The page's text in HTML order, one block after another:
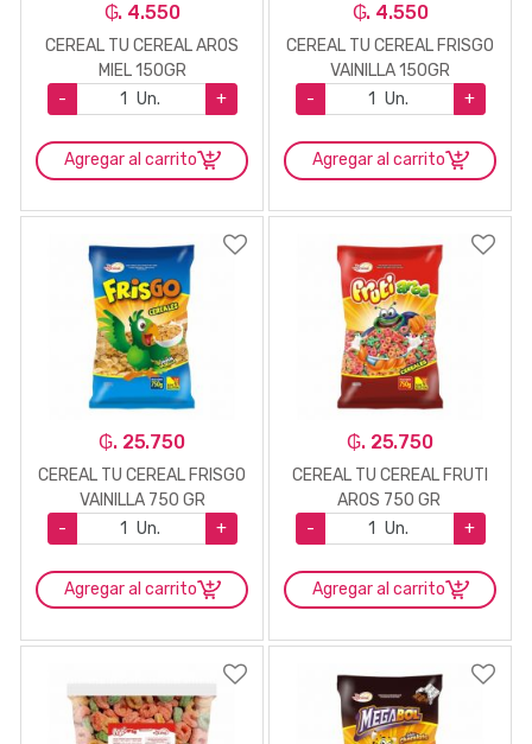
₲. 4.550
CEREAL TU CEREAL AROS
MIEL 150GR
-
Un. +
Agregar al carrito
₲. 4.550
CEREAL TU CEREAL FRISGO
VAINILLA 150GR
-
Un. +
Agregar al carrito
₲. 25.750
CEREAL TU CEREAL FRISGO
VAINILLA 750 GR
-
Un. +
Agregar al carrito
₲. 25.750
CEREAL TU CEREAL FRUTI
AROS 750 GR
-
Un. +
Agregar al carrito